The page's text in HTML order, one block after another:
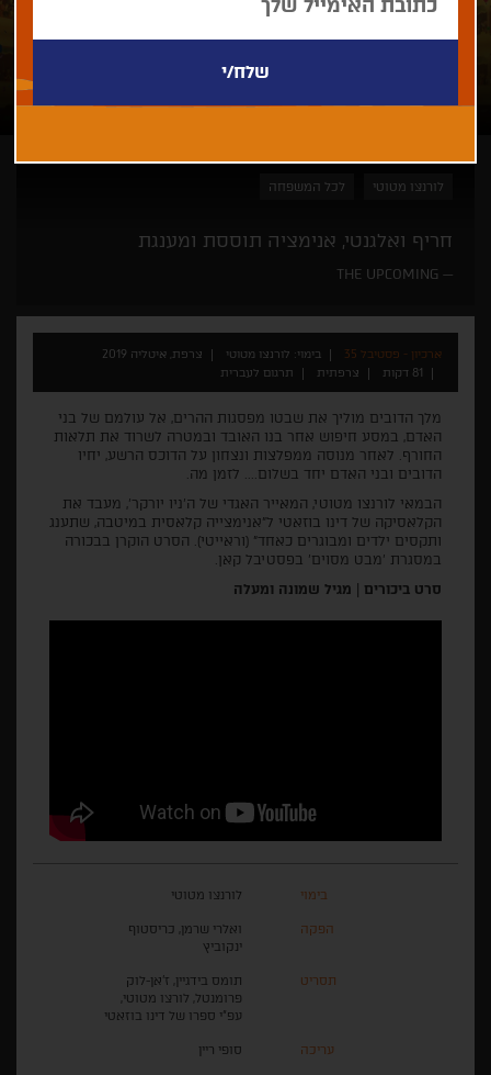
לורנצו מטוטי לכל המשפחה
חריף ואלגנטי, אנימציה תוססת ומענגת
THE UPCOMING
ארכיון - פסטיבל 35 בימוי: לורנצו מטוטי
צרפת, איטליה 2019
81 דקות
צרפתית תרגום לעברית
מלך הדובים מוליך את שבטו מפסגות ההרים, אל עולמם של בני
האדם, במסע חיפוש אחר בנו האובד ובמטרה לשרוד את תלאות
החורף. לאחר מנוסה ממפלצות ונצחון על הדוכס הרשע, יחיו
הדובים ובני האדם יחד בשלום.... לזמן מה.
הבמאי לורנצו מטוטי, המאייר האגדי של ה'ניו יורקר', מעבד את
הקלאסיקה של דינו בוזאטי ל״אנימצייה קלאסית במיטבה, שתענג
ותקסים ילדים ומבוגרים כאחד״ (וראייטי). הסרט הוקרן בבכורה
במסגרת 'מבט מסוים' בפסטיבל קאן.
סרט ביכורים
מגיל שמונה ומעלה
בימוי לורנצו מטוטי
הפקה
ואלרי שרמן, כריסטוף
ינקוביץ
תסריט
תומס בידגיין, ז'אן-לוק
פרומנטל, לורצו מטוטי,
עפ"י ספרו של דינו בוזאטי
עריכה סופי ריין